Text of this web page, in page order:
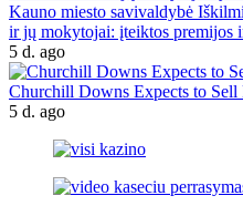
Kauno miesto savivaldybė
ir jų mokytojai: įteiktos premijos
5 d. ago
Churchill Downs Expects to
5 d. ago